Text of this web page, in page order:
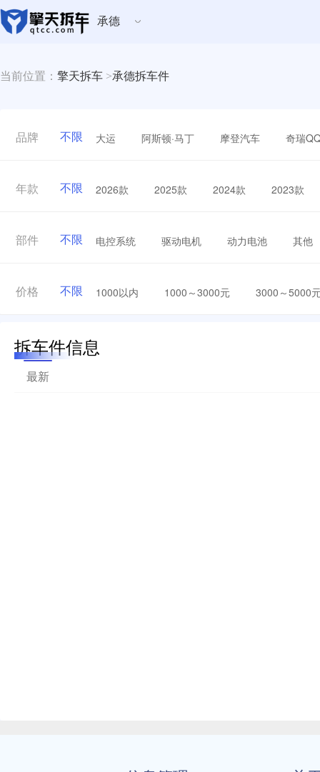
承德
当前位置： 擎天拆车 >承德拆车件
品牌 不限 大运 阿斯顿·马丁 摩登汽车 奇瑞
年款 不限 2026款 2025款 2024款 2023款
部件 不限 电控系统 驱动电机 动力电池 其他
价格 不限 1000以内 1000～3000元 3000～5000
拆车件信息
最新